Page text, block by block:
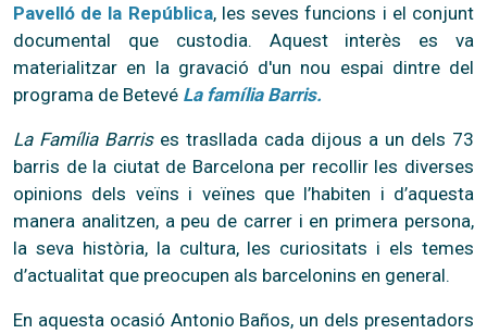
Pavelló de la República, les seves funcions i el conjunt
documental que custodia. Aquest interès es va
materialitzar en la gravació d'un nou espai dintre del
programa de Betevé La família Barris.
La Família Barrises trasllada cada dijous a un dels 73
barris de la ciutat de Barcelona per recollir les diverses
opinions dels veïns i veïnes que l’habiten i d’aquesta
manera analitzen, a peu de carrer i en primera persona,
la seva història, la cultura, les curiositats i els temes
d’actualitat que preocupen als barcelonins en general.
En aquesta ocasió Antonio Baños, un dels presentadors